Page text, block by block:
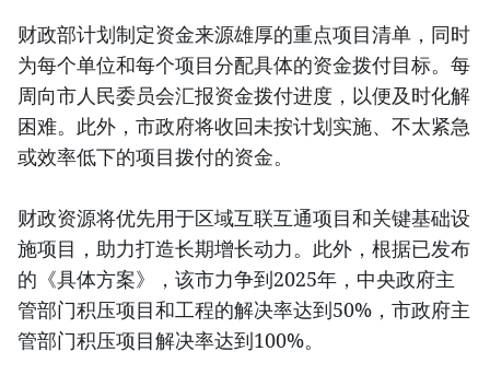
财政部计划制定资金来源雄厚的重点项目清单，同时
为每个单位和每个项目分配具体的资金拨付目标。每
周向市人民委员会汇报资金拨付进度，以便及时化解
困难。此外，市政府将收回未按计划实施、不太紧急
或效率低下的项目拨付的资金。
财政资源将优先用于区域互联互通项目和关键基础设
施项目，助力打造长期增长动力。此外，根据已发布
的《具体方案》，该市力争到2025年，中央政府主
管部门积压项目和工程的解决率达到50%，市政府主
管部门积压项目解决率达到100%。